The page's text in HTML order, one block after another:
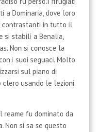
reame fu dominato da
Non si sa se questo